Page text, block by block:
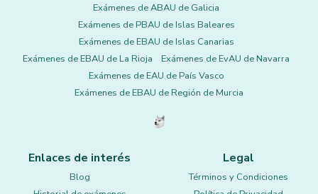
Exámenes de ABAU de Galicia
Exámenes de PBAU de Islas Baleares
Exámenes de EBAU de Islas Canarias
Exámenes de EBAU de La Rioja
Exámenes de EvAU de Navarra
Exámenes de EAU de País Vasco
Exámenes de EBAU de Región de Murcia
Enlaces de interés
Blog
Legal
Términos y Condiciones